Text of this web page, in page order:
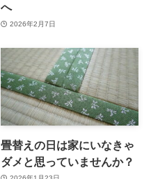
へ
2026年2月7日
畳替えの日は家にいなきゃ
ダメと思っていませんか？